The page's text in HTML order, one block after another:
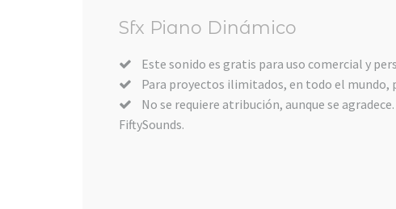
Sfx Piano Dinámico
Este sonido es gratis para uso comercial y
Para proyectos ilimitados, en todo el mundo,
No se requiere atribución, aunque se
FiftySounds.